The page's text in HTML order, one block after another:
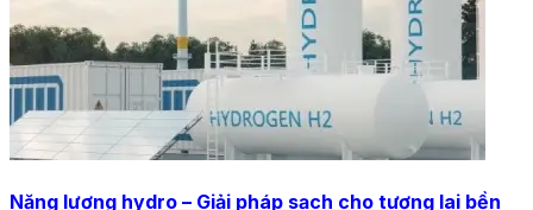
Năng lượng hydro – Giải pháp sạch cho tương lai bền